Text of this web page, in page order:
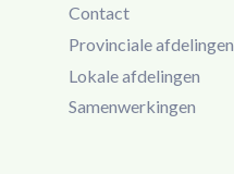
Contact
Provinciale afdelingen
Lokale afdelingen
Samenwerkingen